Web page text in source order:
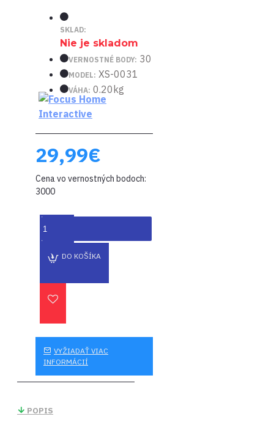
SKLAD:
Nie je skladom
VERNOSTNÉ BODY: 30
MODEL: XS-0031
VÁHA: 0.20kg
29,99€
Cena vo vernostných bodoch:
3000
DO KOŠÍKA
VYŽIADAŤ VIAC
INFORMÁCIÍ
POPIS